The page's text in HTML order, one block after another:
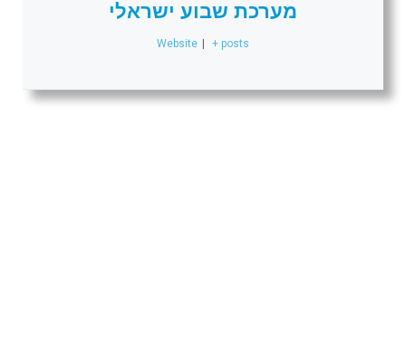
מערכת שבוע ישראלי
Website | + posts